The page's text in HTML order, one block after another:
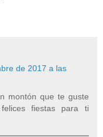
de 2017 a las
montón que te guste
fiestas para ti